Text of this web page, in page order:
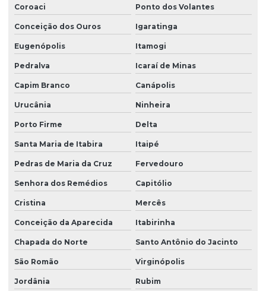
Coroaci Ponto dos Volantes
Conceição dos Ouros Igaratinga
Eugenópolis Itamogi
Pedralva Icaraí de Minas
Capim Branco Canápolis
Urucânia Ninheira
Porto Firme Delta
Santa Maria de Itabira Itaipé
Pedras de Maria da Cruz Fervedouro
Senhora dos Remédios Capitólio
Cristina Mercês
Conceição da Aparecida Itabirinha
Chapada do Norte Santo Antônio do Jacinto
São Romão Virginópolis
Jordânia Rubim